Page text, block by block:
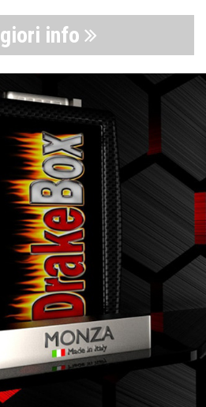
info